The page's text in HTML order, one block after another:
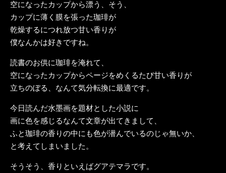
空になったカップから漂う、そう、
カップに薄く膜を張った珈琲が
乾燥するにつれ放つ甘い香りが
僕なんかは好きですね。
読書のお供に珈琲を淹れて、
空になったカップからページをめくるたび甘い香りが
立ちのぼる、なんて気分転換に最適です。
今日読んだ水墨画を題材とした小説に
画に色を感じるなんて文章が出てきまして、
ふと珈琲の香りの中にも色が潜んでいるのじゃ無いか、
と考えてしまいました。
そうそう、香りといえばグアテマラです。